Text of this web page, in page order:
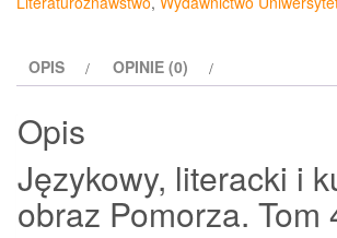
Pomorza.
4
OPIS OPINIE (0)
Opis
Językowy, literacki i
obraz Pomorza. Tom